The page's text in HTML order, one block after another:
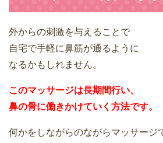
外からの刺激を与えることで
自宅で手軽に鼻筋が通るように
なるかもしれません。
このマッサージは長期間行い、
鼻の骨に働きかけていく方法です。
何かをしながらのながらマッサージ